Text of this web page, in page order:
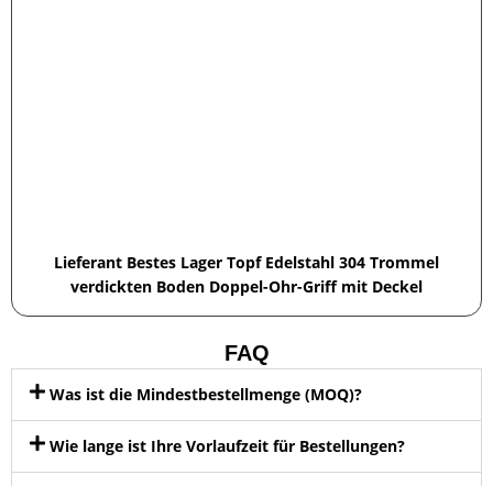
Lieferant Bestes Lager Topf Edelstahl 304 Trommel
verdickten Boden Doppel-Ohr-Griff mit Deckel
FAQ
Was ist die Mindestbestellmenge (MOQ)?
Wie lange ist Ihre Vorlaufzeit für Bestellungen?